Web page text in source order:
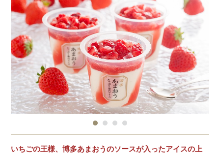
いちごの王様、博多あまおうのソースが入ったアイスの上